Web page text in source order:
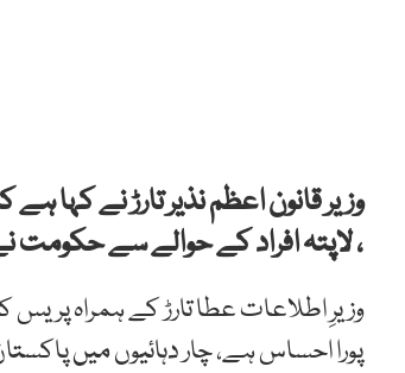
وزیر قانون اعظم نذیر تارڑ نے کہا
، لاپتہ افراد کے حوالے سے حکومت
وزیرِ اطلاعات عطا تارڑ کے ہمراہ پریس
پورا احساس ہے، چار دہائیوں میں